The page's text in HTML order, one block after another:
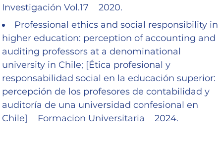
Investigación Vol.17 2020.
Professional ethics and social responsibility in
higher education: perception of accounting and
auditing professors at a denominational
university in Chile; [Ética profesional y
responsabilidad social en la educación superior:
percepción de los profesores de contabilidad y
auditoría de una universidad confesional en
Chile] Formacion Universitaria 2024.